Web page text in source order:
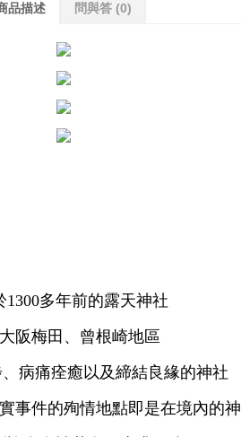
品描述 問與答 (0)